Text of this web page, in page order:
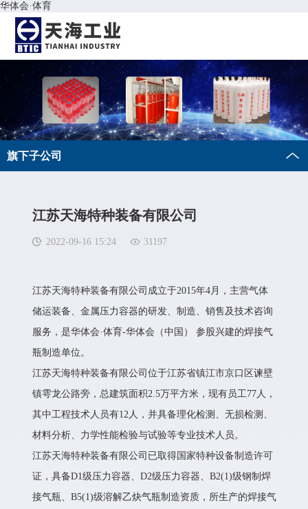
华体会·体育
旗下子公司
江苏天海特种装备有限公司
2022-09-16 15:24 31197
江苏天海特种装备有限公司成立于2015年4月，主营气体
储运装备、金属压力容器的研发、制造、销售及技术咨询
服务，是华体会·体育-华体会（中国） 参股兴建的焊接气
瓶制造单位。
江苏天海特种装备有限公司位于江苏省镇江市京口区谏壁
镇雩龙公路旁，总建筑面积2.5万平方米，现有员工77人，
其中工程技术人员有12人，并具备理化检测、无损检测、
材料分析、力学性能检验与试验等专业技术人员。
江苏天海特种装备有限公司已取得国家特种设备制造许可
证，具备D1级压力容器、D2级压力容器、B2(1)级钢制焊
接气瓶、B5(1)级溶解乙炔气瓶制造资质，所生产的焊接气